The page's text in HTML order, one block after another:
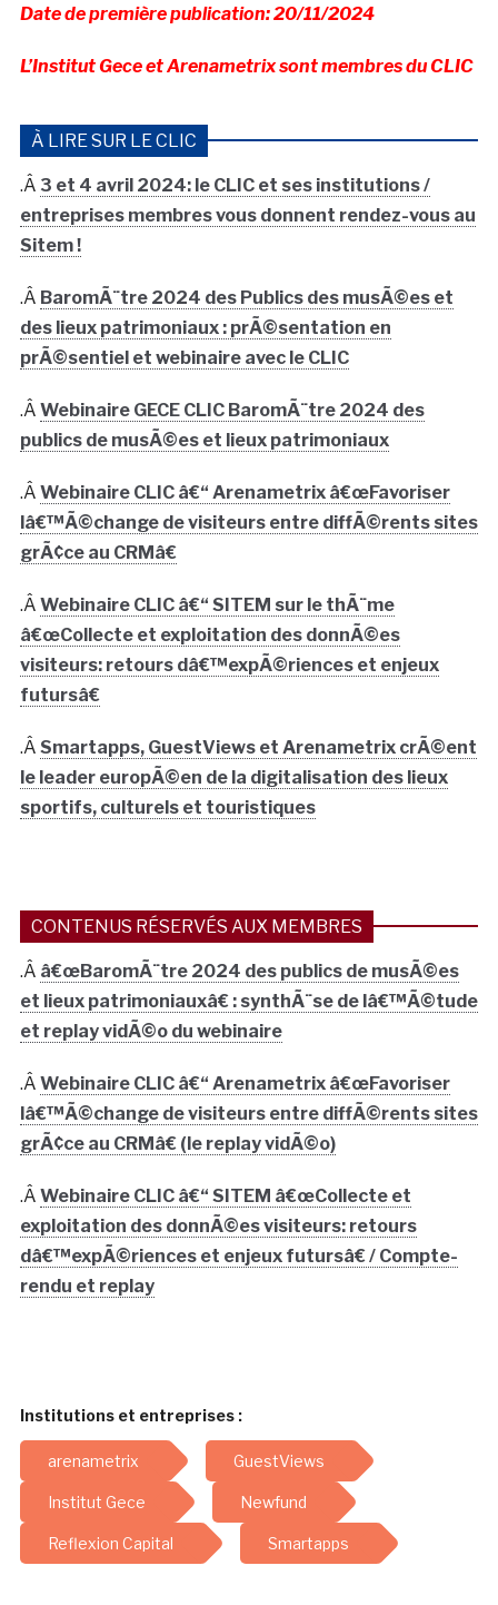
Date de première publication: 20/11/2024
L’Institut Gece et Arenametrix sont membres du CLIC
À LIRE SUR LE CLIC
.Â 3 et 4 avril 2024: le CLIC et ses institutions /
entreprises membres vous donnent rendez-vous au
Sitem !
.Â BaromÃ¨tre 2024 des Publics des musÃ©es et
des lieux patrimoniaux : prÃ©sentation en
prÃ©sentiel et webinaire avec le CLIC
.Â Webinaire GECE CLIC BaromÃ¨tre 2024 des
publics de musÃ©es et lieux patrimoniaux
.Â Webinaire CLIC â€“ Arenametrix â€œFavoriser
lâ€™Ã©change de visiteurs entre diffÃ©rents sites
grÃ¢ce au CRMâ€
.Â Webinaire CLIC â€“ SITEM sur le thÃ¨me
â€œCollecte et exploitation des donnÃ©es
visiteurs: retours dâ€™expÃ©riences et enjeux
futursâ€
.Â Smartapps, GuestViews et Arenametrix crÃ©ent
le leader europÃ©en de la digitalisation des lieux
sportifs, culturels et touristiques
CONTENUS RÉSERVÉS AUX MEMBRES
.Â â€œBaromÃ¨tre 2024 des publics de musÃ©es
et lieux patrimoniauxâ€ : synthÃ¨se de lâ€™Ã©tude
et replay vidÃ©o du webinaire
.Â Webinaire CLIC â€“ Arenametrix â€œFavoriser
lâ€™Ã©change de visiteurs entre diffÃ©rents sites
grÃ¢ce au CRMâ€ (le replay vidÃ©o)
.Â Webinaire CLIC â€“ SITEM â€œCollecte et
exploitation des donnÃ©es visiteurs: retours
dâ€™expÃ©riences et enjeux futursâ€ / Compte-
rendu et replay
Institutions et entreprises :
arenametrix GuestViews
Institut Gece Newfund
Reflexion Capital Smartapps